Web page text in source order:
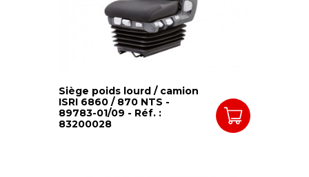
Siège poids lourd / camion
ISRI 6860 / 870 NTS -
89783-01/09 - Réf. :
83200028